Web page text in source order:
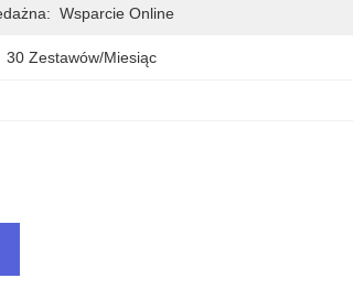
Wsparcie Online
30 Zestawów/miesiąc